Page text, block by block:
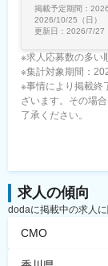
掲載予定期間：
2026/10/25（日）
更新日： 2026/7/27
※求人応募数の多い
※集計対象期間：
※事情により掲載終
ざいます。その場
了承ください。
求人の傾向
dodaに掲載中の求人
CMO